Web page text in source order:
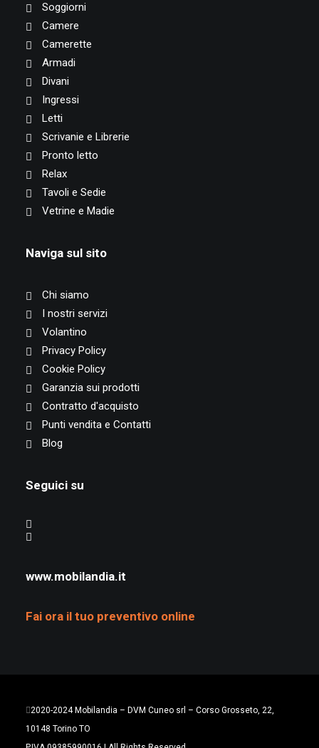
Soggiorni
Camere
Camerette
Armadi
Divani
Ingressi
Letti
Scrivanie e Librerie
Pronto letto
Relax
Tavoli e Sedie
Vetrine e Madie
Naviga sul sito
Chi siamo
I nostri servizi
Volantino
Privacy Policy
Cookie Policy
Garanzia sui prodotti
Contratto d'acquisto
Punti vendita e Contatti
Blog
Seguici su
www.mobilandia.it
Fai ora il tuo preventivo online
2020-2024 Mobilandia – DVM Cuneo srl – Corso Grosseto, 22,
10148 Torino TO